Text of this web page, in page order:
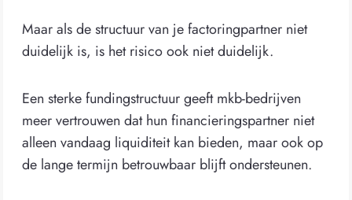
Maar als de structuur van je factoringpartner niet
duidelijk is, is het risico ook niet duidelijk.
Een sterke fundingstructuur geeft mkb-bedrijven
meer vertrouwen dat hun financieringspartner niet
alleen vandaag liquiditeit kan bieden, maar ook op
de lange termijn betrouwbaar blijft ondersteunen.